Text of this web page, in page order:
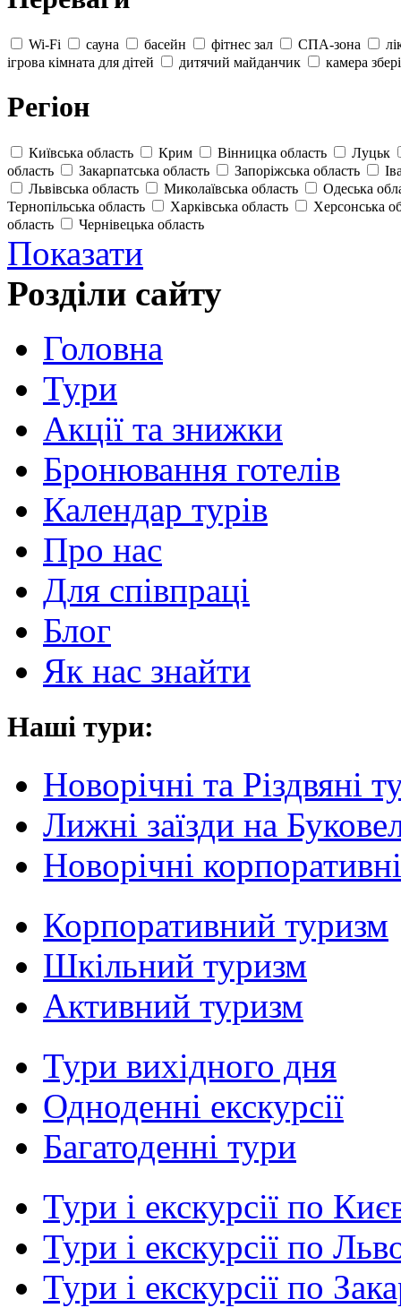
Wi-Fi сауна басейн фітнес зал СПА-зона
ігрова кімната для дітей
дитячий майданчик камера
Регіон
Київська область Крим Вінницка область
Луцьк
область
Закарпатська область Запоріжська область
Львівська область
Миколаївська область
Одеська
Тернопільська область
Харківська область
Херсонська
область
Чернівецька область
Показати
Розділи сайту
Головна
Тури
Акції та знижки
Бронювання готелів
Календар турів
Про нас
Для cпівпраці
Блог
Як нас знайти
Наші тури:
Новорічні та Різдвяні
Лижні заїзди на
Новорічні
Корпоративний туризм
Шкільний туризм
Активний туризм
Тури вихідного дня
Одноденні екскурсії
Багатоденні тури
Тури і екскурсії по
Тури і екскурсії по
Тури і екскурсії по